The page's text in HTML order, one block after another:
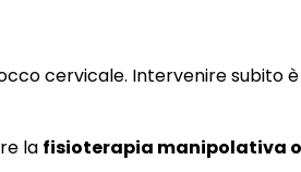
cervicale. Intervenire
la fisioterapia manipolativa